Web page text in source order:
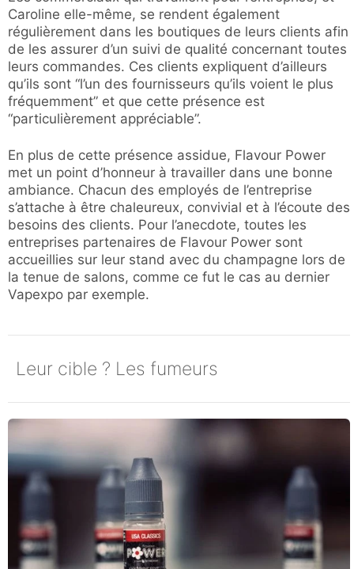
Caroline elle-même, se rendent également
régulièrement dans les boutiques de leurs clients afin
de les assurer d’un suivi de qualité concernant toutes
leurs commandes. Ces clients expliquent d’ailleurs
qu’ils sont “l’un des fournisseurs qu’ils voient le plus
fréquemment” et que cette présence est
“particulièrement appréciable”.
En plus de cette présence assidue, Flavour Power
met un point d’honneur à travailler dans une bonne
ambiance. Chacun des employés de l’entreprise
s’attache à être chaleureux, convivial et à l’écoute des
besoins des clients. Pour l’anecdote, toutes les
entreprises partenaires de Flavour Power sont
accueillies sur leur stand avec du champagne lors de
la tenue de salons, comme ce fut le cas au dernier
Vapexpo par exemple.
Leur cible ? Les fumeurs